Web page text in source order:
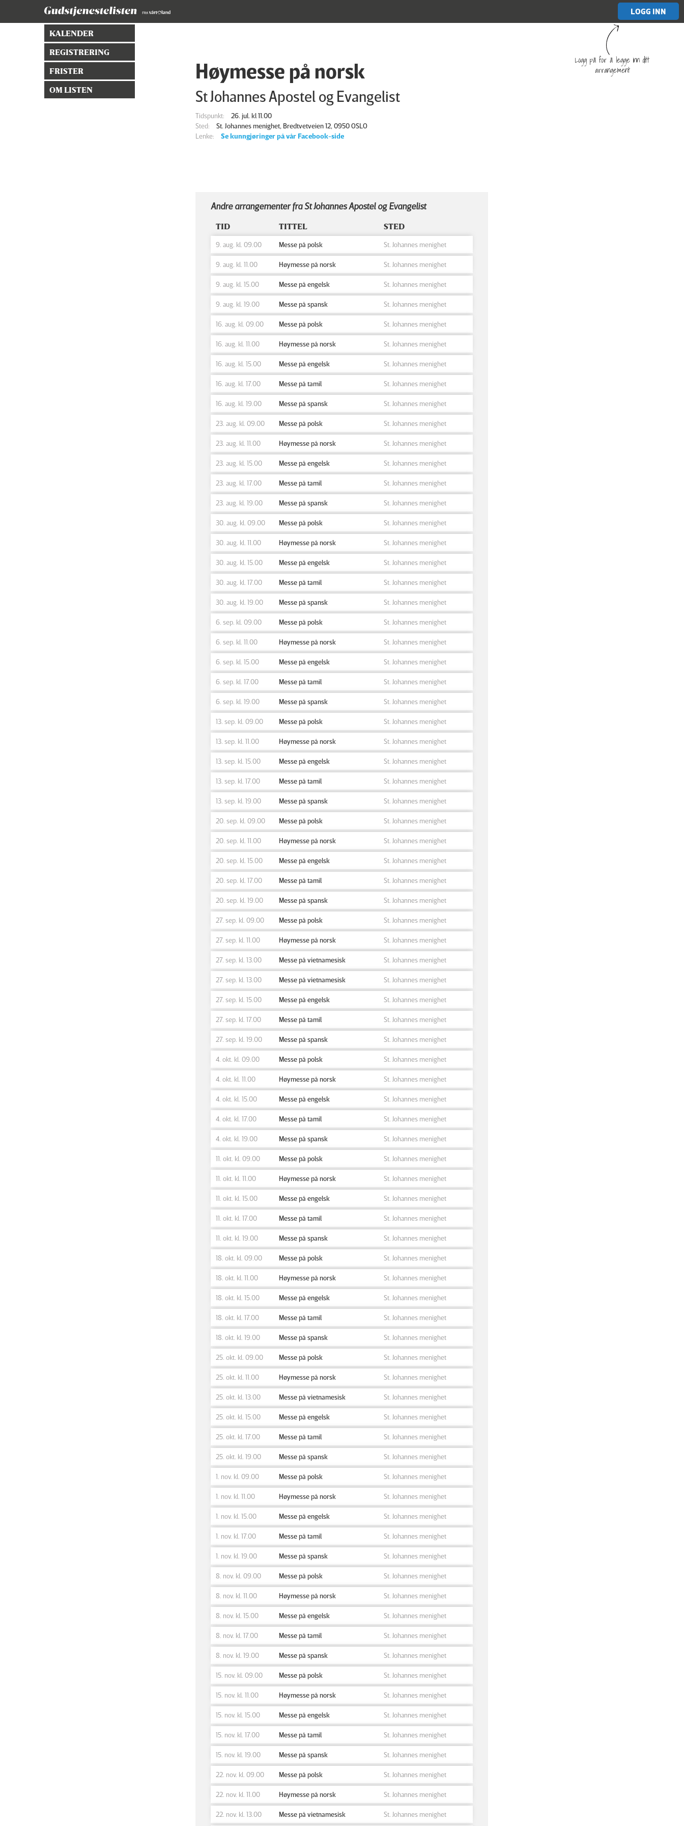
LOGG INN
Logg på for å legge inn ditt
arrangement
KALENDER
REGISTRERING
FRISTER
OM LISTEN
Høymesse på norsk
St Johannes Apostel og Evangelist
Tidspunkt:
26. jul. kl 11.00
Sted:
St. Johannes menighet, Bredtvetveien 12, 0950 OSLO
Lenke:
Se kunngjøringer på vår Facebook-side
Andre arrangementer fra St Johannes Apostel og Evangelist
TID TITTEL STED
9. aug. kl. 09.00 Messe på polsk St. Johannes menighet
9. aug. kl. 11.00 Høymesse på norsk St. Johannes menighet
9. aug. kl. 15.00 Messe på engelsk St. Johannes menighet
9. aug. kl. 19.00 Messe på spansk St. Johannes menighet
16. aug. kl. 09.00 Messe på polsk St. Johannes menighet
16. aug. kl. 11.00 Høymesse på norsk St. Johannes menighet
16. aug. kl. 15.00 Messe på engelsk St. Johannes menighet
16. aug. kl. 17.00 Messe på tamil St. Johannes menighet
16. aug. kl. 19.00 Messe på spansk St. Johannes menighet
23. aug. kl. 09.00 Messe på polsk St. Johannes menighet
23. aug. kl. 11.00 Høymesse på norsk St. Johannes menighet
23. aug. kl. 15.00 Messe på engelsk St. Johannes menighet
23. aug. kl. 17.00 Messe på tamil St. Johannes menighet
23. aug. kl. 19.00 Messe på spansk St. Johannes menighet
30. aug. kl. 09.00 Messe på polsk St. Johannes menighet
30. aug. kl. 11.00 Høymesse på norsk St. Johannes menighet
30. aug. kl. 15.00 Messe på engelsk St. Johannes menighet
30. aug. kl. 17.00 Messe på tamil St. Johannes menighet
30. aug. kl. 19.00 Messe på spansk St. Johannes menighet
6. sep. kl. 09.00 Messe på polsk St. Johannes menighet
6. sep. kl. 11.00 Høymesse på norsk St. Johannes menighet
6. sep. kl. 15.00 Messe på engelsk St. Johannes menighet
6. sep. kl. 17.00 Messe på tamil St. Johannes menighet
6. sep. kl. 19.00 Messe på spansk St. Johannes menighet
13. sep. kl. 09.00 Messe på polsk St. Johannes menighet
13. sep. kl. 11.00 Høymesse på norsk St. Johannes menighet
13. sep. kl. 15.00 Messe på engelsk St. Johannes menighet
13. sep. kl. 17.00 Messe på tamil St. Johannes menighet
13. sep. kl. 19.00 Messe på spansk St. Johannes menighet
20. sep. kl. 09.00 Messe på polsk St. Johannes menighet
20. sep. kl. 11.00 Høymesse på norsk St. Johannes menighet
20. sep. kl. 15.00 Messe på engelsk St. Johannes menighet
20. sep. kl. 17.00 Messe på tamil St. Johannes menighet
20. sep. kl. 19.00 Messe på spansk St. Johannes menighet
27. sep. kl. 09.00 Messe på polsk St. Johannes menighet
27. sep. kl. 11.00 Høymesse på norsk St. Johannes menighet
27. sep. kl. 13.00 Messe på vietnamesisk St. Johannes menighet
27. sep. kl. 13.00 Messe på vietnamesisk St. Johannes menighet
27. sep. kl. 15.00 Messe på engelsk St. Johannes menighet
27. sep. kl. 17.00 Messe på tamil St. Johannes menighet
27. sep. kl. 19.00 Messe på spansk St. Johannes menighet
4. okt. kl. 09.00 Messe på polsk St. Johannes menighet
4. okt. kl. 11.00 Høymesse på norsk St. Johannes menighet
4. okt. kl. 15.00 Messe på engelsk St. Johannes menighet
4. okt. kl. 17.00 Messe på tamil St. Johannes menighet
4. okt. kl. 19.00 Messe på spansk St. Johannes menighet
11. okt. kl. 09.00 Messe på polsk St. Johannes menighet
11. okt. kl. 11.00 Høymesse på norsk St. Johannes menighet
11. okt. kl. 15.00 Messe på engelsk St. Johannes menighet
11. okt. kl. 17.00 Messe på tamil St. Johannes menighet
11. okt. kl. 19.00 Messe på spansk St. Johannes menighet
18. okt. kl. 09.00 Messe på polsk St. Johannes menighet
18. okt. kl. 11.00 Høymesse på norsk St. Johannes menighet
18. okt. kl. 15.00 Messe på engelsk St. Johannes menighet
18. okt. kl. 17.00 Messe på tamil St. Johannes menighet
18. okt. kl. 19.00 Messe på spansk St. Johannes menighet
25. okt. kl. 09.00 Messe på polsk St. Johannes menighet
25. okt. kl. 11.00 Høymesse på norsk St. Johannes menighet
25. okt. kl. 13.00 Messe på vietnamesisk St. Johannes menighet
25. okt. kl. 15.00 Messe på engelsk St. Johannes menighet
25. okt. kl. 17.00 Messe på tamil St. Johannes menighet
25. okt. kl. 19.00 Messe på spansk St. Johannes menighet
1. nov. kl. 09.00 Messe på polsk St. Johannes menighet
1. nov. kl. 11.00 Høymesse på norsk St. Johannes menighet
1. nov. kl. 15.00 Messe på engelsk St. Johannes menighet
1. nov. kl. 17.00 Messe på tamil St. Johannes menighet
1. nov. kl. 19.00 Messe på spansk St. Johannes menighet
8. nov. kl. 09.00 Messe på polsk St. Johannes menighet
8. nov. kl. 11.00 Høymesse på norsk St. Johannes menighet
8. nov. kl. 15.00 Messe på engelsk St. Johannes menighet
8. nov. kl. 17.00 Messe på tamil St. Johannes menighet
8. nov. kl. 19.00 Messe på spansk St. Johannes menighet
15. nov. kl. 09.00 Messe på polsk St. Johannes menighet
15. nov. kl. 11.00 Høymesse på norsk St. Johannes menighet
15. nov. kl. 15.00 Messe på engelsk St. Johannes menighet
15. nov. kl. 17.00 Messe på tamil St. Johannes menighet
15. nov. kl. 19.00 Messe på spansk St. Johannes menighet
22. nov. kl. 09.00 Messe på polsk St. Johannes menighet
22. nov. kl. 11.00 Høymesse på norsk St. Johannes menighet
22. nov. kl. 13.00 Messe på vietnamesisk St. Johannes menighet